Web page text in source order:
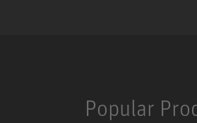
Popular